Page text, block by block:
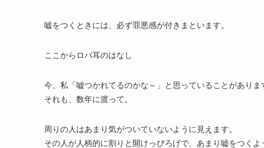
嘘をつくときには、必ず罪悪感が付きまといます。
ここからロバ耳のはなし
今、私「嘘つかれてるのかな～」と思っていることがありま
それも、数年に渡って。
周りの人はあまり気がついていないように見えます。
その人が人柄的に割りと開けっぴろげで、あまり嘘をつく